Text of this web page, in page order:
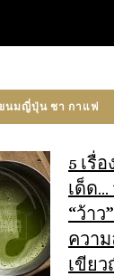
นมญี่ปุ่น ชา กาแฟ
5 เรื่
เด็ด
“ว้าว
ควา
เขีย